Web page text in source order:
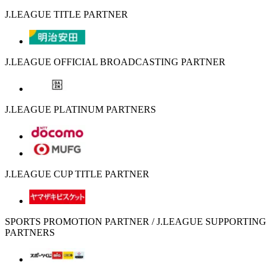
J.LEAGUE TITLE PARTNER
J.LEAGUE OFFICIAL BROADCASTING PARTNER
J.LEAGUE PLATINUM PARTNERS
J.LEAGUE CUP TITLE PARTNER
SPORTS PROMOTION PARTNER / J.LEAGUE SUPPORTING
PARTNERS